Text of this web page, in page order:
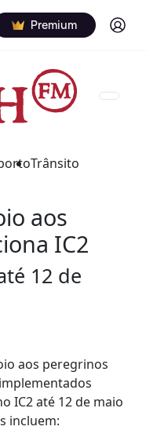
Premium Log in
Trânsito
aos
IC2
12 de
aos peregrinos
IC2 até 12 de maio
incluem: